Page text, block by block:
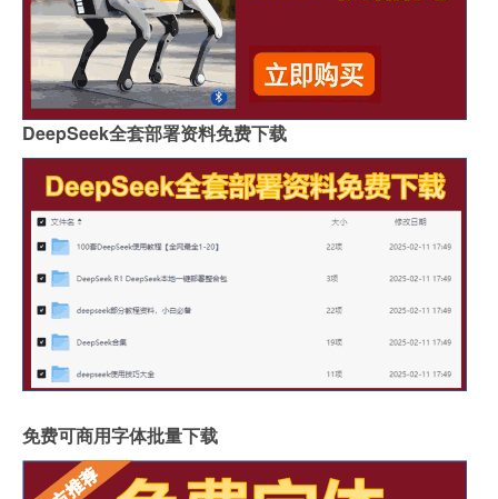
DeepSeek全套部署资料免费下载
免费可商用字体批量下载